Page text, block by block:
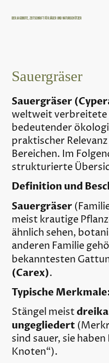
Der Jagdbote, Zeitschrift für Jäger und Naturschützer
Sauergräser
Sauergräser
weltweit verbreitete
bedeutender
praktischer
Bereichen. Im
strukturierte
Definition und
Sauergräser
meist krautige
ähnlich sehen,
anderen Familie
bekanntesten
(Carex).
Typische
Stängel meist
ungegliedert
sind sauer, sie
Knoten“).